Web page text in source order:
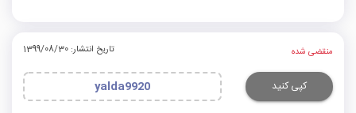
منقضی شده تاریخ انتشار: 1399/08/30
کپی کنید yalda9920